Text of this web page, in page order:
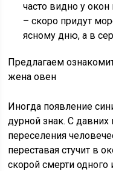
часто видно у
– скоро придут
ясному дню, а в
Предлагаем
жена овен
Иногда появление
дурной знак. С
переселения
переставая стучит в
скорой смерти